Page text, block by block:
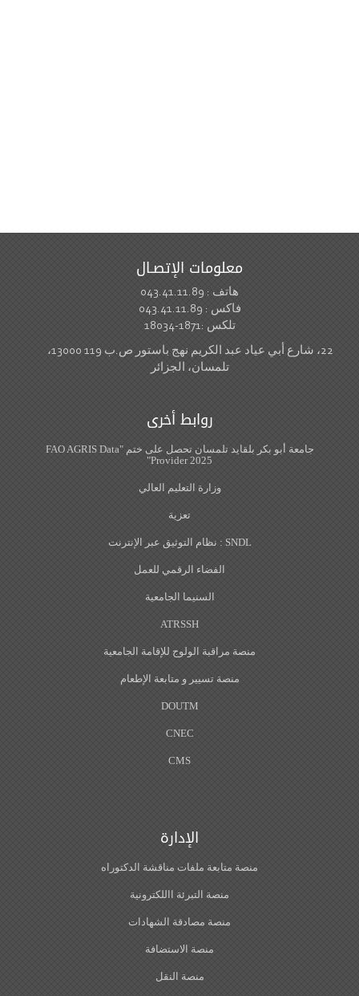
معلومات الإتصـال
هاتف : 043.41.11.89
فاكس : 043.41.11.89
تلكس :1871-18034
22، شارع أبي عياد عبد الكريم نهج باستور ص.ب 119 13000،
تلمسان، الجزائر
روابط أخرى
جامعة أبو بكر بلقايد تلمسان تحصل على ختم "FAO AGRIS Data
Provider 2025"
وزارة التعليم العالي
تعزية
SNDL : نظام التوثيق عبر الإنترنت
الفضاء الرقمي للعمل
السنيما الجامعية
ATRSSH
منصة مراقبة الولوج للإقامة الجامعية
منصة تسيير و متابعة الإطعام
DOUTM
CNEC
CMS
الإدارة
منصة متابعة ملفات مناقشة الدكتوراه
منصة التبرئة االلكترونية
منصة مصادقة الشهادات
منصة الاستضافة
منصة النقل